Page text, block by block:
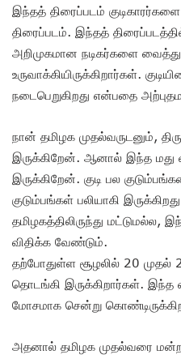
இந்தத் திரைப்படம்
திரைப்படம். இந்தத்
அறிமுகமான நடிகர்களை
உருவாக்கியிருக்கிறார்கள்.
நடைபெறுகிறது என்பதை
நான் தமிழக முதல்வருடனும்,
இருக்கிறேன். ஆனால் இந்த மது
இருக்கிறேன். குடி பல
குடும்பங்கள் பலியாகி
தமிழகத்திலிருந்து மட்டுமல்ல,
விதிக்க வேண்டும்.
தற்போதுள்ள சூழலில் 20 முதல்
தொடங்கி இருக்கிறார்கள். இந்த
மோசமாக சென்று
அதனால் தமிழக முதல்வரை